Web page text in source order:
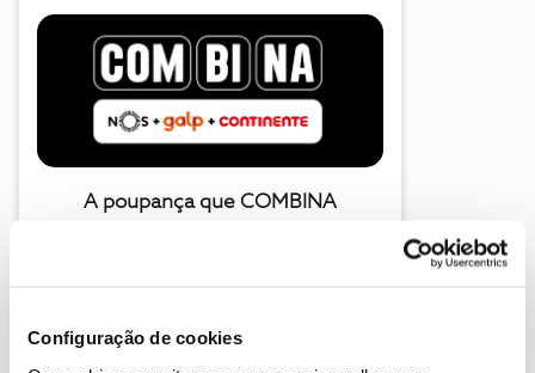
Configuração de cookies
A poupança que COMBINA